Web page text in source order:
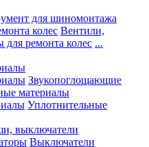
для шиномонтажа
колес Вентили,
для ремонта колес ...
Звукопоглощающие
материалы
Уплотнительные
выключатели
Выключатели